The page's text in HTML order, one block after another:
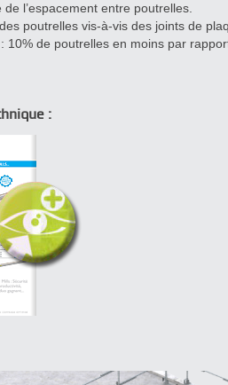
l’espacement entre poutrelles.
poutrelles vis-à-vis des joints de
10% de poutrelles en moins par
: